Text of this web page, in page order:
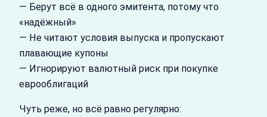
— Берут всё в одного эмитента, потому что
«надёжный»
— Не читают условия выпуска и пропускают
плавающие купоны
— Игнорируют валютный риск при покупке
еврооблигаций
Чуть реже, но всё равно регулярно: